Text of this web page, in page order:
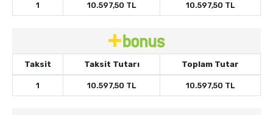
1 10.597,50 TL 10.597,50 TL
Taksit Taksit Tutarı Toplam Tutar
1 10.597,50 TL 10.597,50 TL